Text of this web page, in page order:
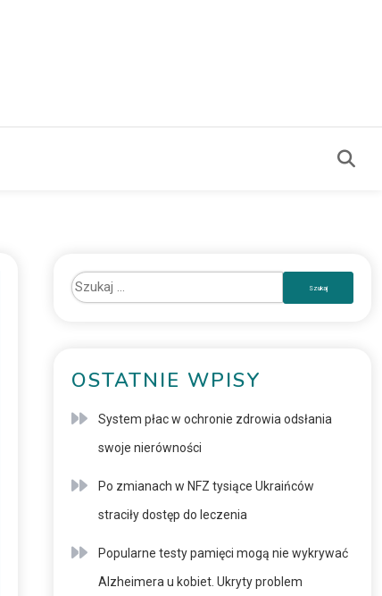
OSTATNIE WPISY
System płac w ochronie zdrowia odsłania
swoje nierówności
Po zmianach w NFZ tysiące Ukraińców
straciły dostęp do leczenia
Popularne testy pamięci mogą nie wykrywać
Alzheimera u kobiet. Ukryty problem